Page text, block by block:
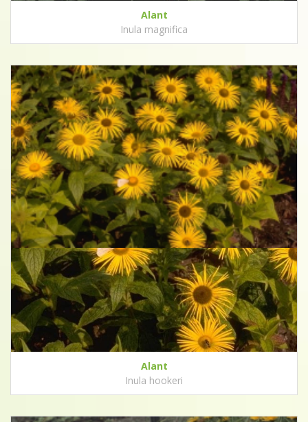
Alant
Inula magnifica
Alant
Inula hookeri